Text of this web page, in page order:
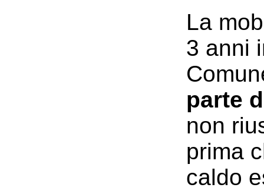
La
3 anni
parte
non
prima
caldo